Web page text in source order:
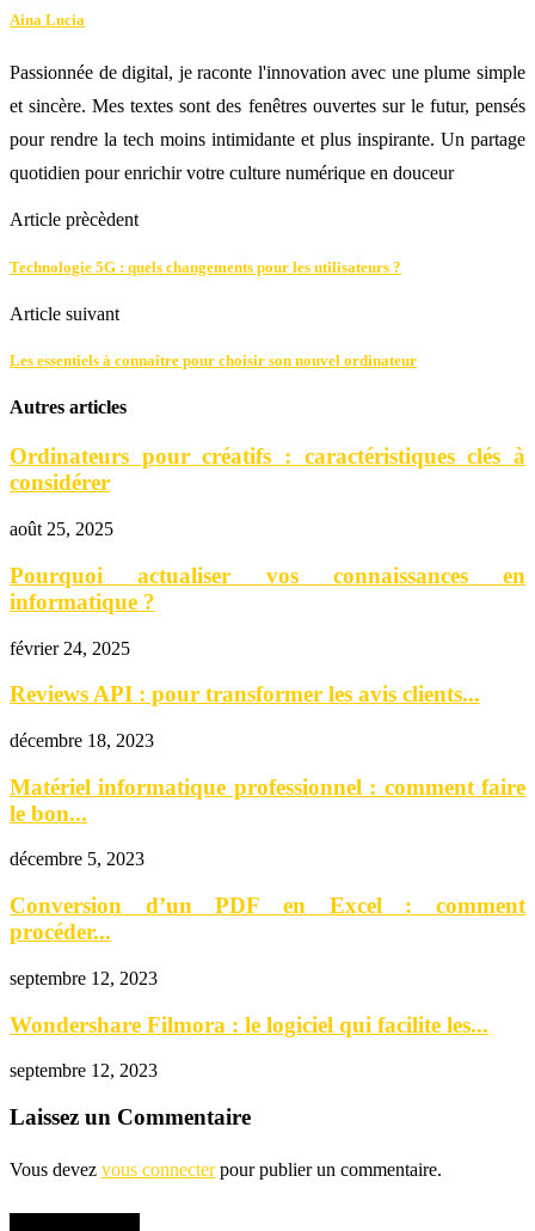
Aina Lucia
Passionnée de digital, je raconte l'innovation avec une plume simple
et sincère. Mes textes sont des fenêtres ouvertes sur le futur, pensés
pour rendre la tech moins intimidante et plus inspirante. Un partage
quotidien pour enrichir votre culture numérique en douceur
Article prècèdent
Technologie 5G : quels changements pour les utilisateurs ?
Article suivant
Les essentiels à connaître pour choisir son nouvel ordinateur
Autres articles
Ordinateurs pour créatifs : caractéristiques clés à
considérer
août 25, 2025
Pourquoi actualiser vos connaissances en
informatique ?
février 24, 2025
Reviews API : pour transformer les avis clients...
décembre 18, 2023
Matériel informatique professionnel : comment faire
le bon...
décembre 5, 2023
Conversion d’un PDF en Excel : comment
procéder...
septembre 12, 2023
Wondershare Filmora : le logiciel qui facilite les...
septembre 12, 2023
Laissez un Commentaire
Vous devez vous connecterpour publier un commentaire.